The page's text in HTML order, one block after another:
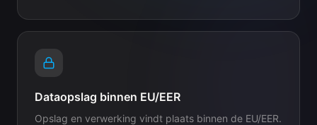
Dataopslag binnen EU/EER
Opslag en verwerking vindt plaats binnen de EU/EER.